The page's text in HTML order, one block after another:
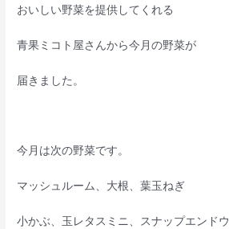
おいしい野菜を提供してくれる
青果ミコト屋さんから今月の野菜が
届きました。
今月は次の野菜です。
マッシュルーム、大根、葉玉ねぎ
小かぶ、玉レタスミニ、スナップエンドウ